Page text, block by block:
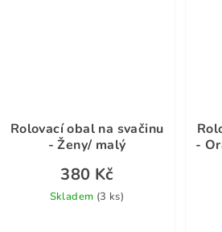
Rolovací obal na svačinu
- Ženy/ malý
380 Kč
Skladem (3 ks)
-